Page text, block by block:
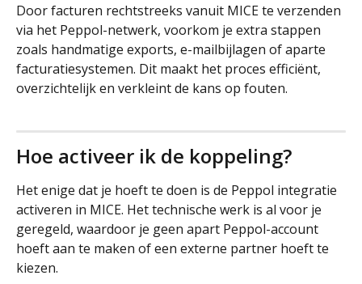
Door facturen rechtstreeks vanuit MICE te verzenden
via het Peppol-netwerk, voorkom je extra stappen
zoals handmatige exports, e-mailbijlagen of aparte
facturatiesystemen. Dit maakt het proces efficiënt,
overzichtelijk en verkleint de kans op fouten.
Hoe activeer ik de koppeling?
Het enige dat je hoeft te doen is de Peppol integratie
activeren in MICE. Het technische werk is al voor je
geregeld, waardoor je geen apart Peppol-account
hoeft aan te maken of een externe partner hoeft te
kiezen.